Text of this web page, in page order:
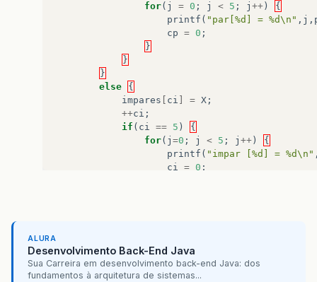
for( j = 0 ; j < 5 ; j ++ )
{
printf ( "par[%d] = %d\n" , j ,
cp = 0 ;
}
}
}
else
{
impares
ci = X ;
++ci ;
if ( ci == 5 )
{
for( j =0 ; j < 5 ; j ++ )
{
printf ( "impar [%d] = %d\n"
ci = 0 ;
for( j = 0; j < ci ; j++) printf("impar[%d]
for (j = 0; j < cp; j++
ALURA
Desenvolvimento Back-End Java
Sua Carreira em desenvolvimento back-end Java: dos
fundamentos à arquitetura de sistemas...